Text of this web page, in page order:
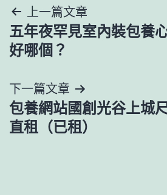
文
章
覽
上一篇文章
五年夜罕見室內裝包養
好哪個？
下一篇文章
包養網站國創光谷上城
直租（已租）